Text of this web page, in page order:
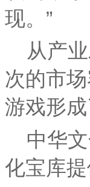
现。”
从产
次的市
游戏形
中华
化宝库